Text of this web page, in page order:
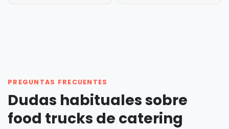
PREGUNTAS FRECUENTES
Dudas habituales sobre
food trucks de catering